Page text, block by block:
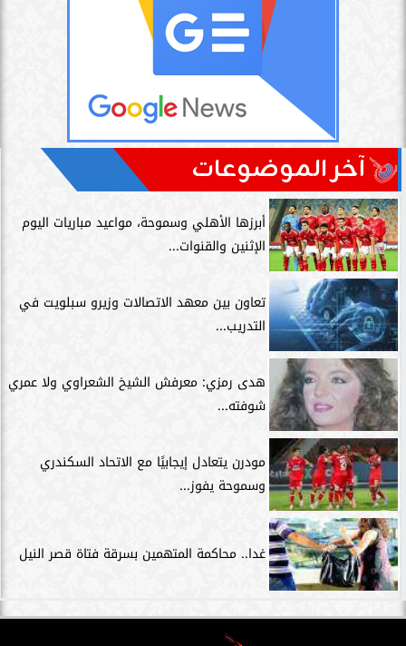
آخر الموضوعات
أبرزها الأهلي وسموحة، مواعيد مباريات اليوم
الإثنين والقنوات...
تعاون بين معهد الاتصالات وزيرو سبلويت في
التدريب...
هدى رمزي: معرفش الشيخ الشعراوي ولا عمري
شوفته...
مودرن يتعادل إيجابيًا مع الاتحاد السكندري
وسموحة يفوز...
غدا.. محاكمة المتهمين بسرقة فتاة قصر النيل